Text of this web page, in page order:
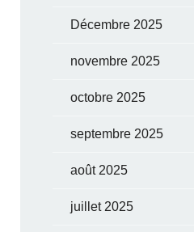
Décembre 2025
novembre 2025
octobre 2025
septembre 2025
août 2025
juillet 2025